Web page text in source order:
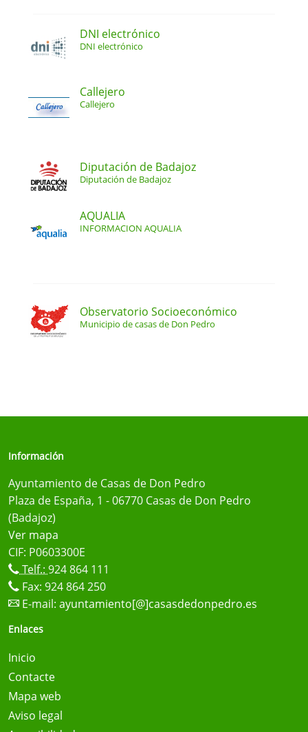
DNI electrónico
DNI electrónico
Callejero
Callejero
Diputación de Badajoz
Diputación de Badajoz
AQUALIA
INFORMACION AQUALIA
Observatorio Socioeconómico
Municipio de casas de Don Pedro
Información
Ayuntamiento de Casas de Don Pedro
Plaza de España, 1 - 06770 Casas de Don Pedro
(Badajoz)
Ver mapa
CIF: P0603300E
Telf.: 924 864 111
Fax: 924 864 250
E-mail: ayuntamiento[@]casasdedonpedro.es
Enlaces
Inicio
Contacte
Mapa web
Aviso legal